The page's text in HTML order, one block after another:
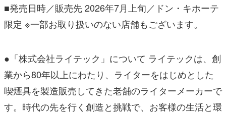
■発売日時／販売先 2026年7月上旬／ドン・キホーテ
限定 ※一部お取り扱いのない店舗もございます。
●「株式会社ライテック」について ライテックは、創
業から80年以上にわたり、ライターをはじめとした
喫煙具を製造販売してきた老舗のライターメーカーで
す。時代の先を行く創造と挑戦で、お客様の生活と環